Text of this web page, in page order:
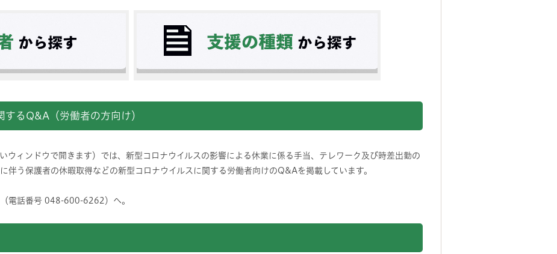
するQ&A（労働者の方向け）
いウィンドウで開きます）では、新型コロナウイルスの影響による休業に係る手当、テレワーク及び時差出勤の
伴う保護者の休暇取得などの新型コロナウイルスに関する労働者向けのQ&Aを掲載しています。
電話番号 048-600-6262）へ。